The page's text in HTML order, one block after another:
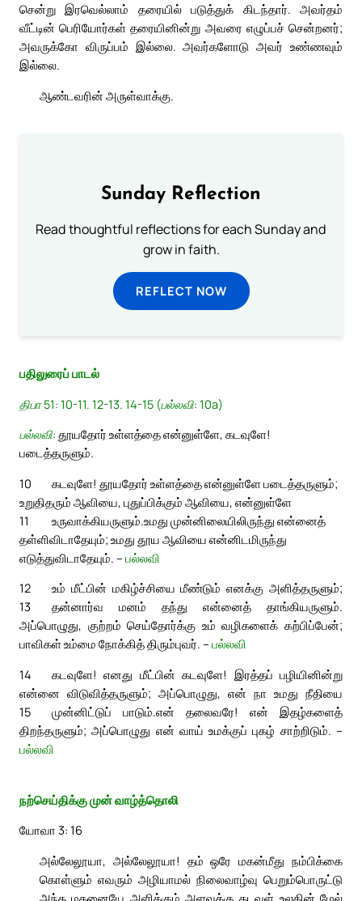
சென்று இரவெல்லாம் தரையில் படுத்துக் கிடந்தார். அவர்தம்
வீட்டின் பெரியோர்கள் தரையினின்று அவரை எழுப்பச் சென்றனர்;
அவருக்கோ விருப்பம் இல்லை. அவர்களோடு அவர் உண்ணவும்
இல்லை.
ஆண்டவரின் அருள்வாக்கு.
Sunday Reflection
Read thoughtful reflections for each Sunday and
grow in faith.
REFLECT NOW
பதிலுரைப் பாடல்
திபா 51: 10-11. 12-13. 14-15 (பல்லவி: 10a)
பல்லவி: தூயதோர் உள்ளத்தை என்னுள்ளே, கடவுளே!
படைத்தருளும்.
10
கடவுளே! தூயதோர் உள்ளத்தை என்னுள்ளே படைத்தருளும்;
உறுதிதரும் ஆவியை, புதுப்பிக்கும் ஆவியை, என்னுள்ளே
உருவாக்கியருளும்.
11
உமது முன்னிலையிலிருந்து என்னைத்
தள்ளிவிடாதேயும்; உமது தூய ஆவியை என்னிடமிருந்து
எடுத்துவிடாதேயும். – பல்லவி
12
உம் மீட்பின் மகிழ்ச்சியை மீண்டும் எனக்கு அளித்தருளும்;
தன்னார்வ மனம் தந்து என்னைத் தாங்கியருளும்.
13
அப்பொழுது, குற்றம் செய்தோர்க்கு உம் வழிகளைக் கற்பிப்பேன்;
பாவிகள் உம்மை நோக்கித் திரும்புவர். – பல்லவி
14
கடவுளே! எனது மீட்பின் கடவுளே! இரத்தப் பழியினின்று
என்னை விடுவித்தருளும்; அப்பொழுது, என் நா உமது நீதியை
முன்னிட்டுப் பாடும்.
15
என் தலைவரே! என் இதழ்களைத்
திறந்தருளும்; அப்பொழுது என் வாய் உமக்குப் புகழ் சாற்றிடும். –
பல்லவி
நற்செய்திக்கு முன் வாழ்த்தொலி
யோவா 3: 16
அல்லேலூயா, அல்லேலூயா! தம் ஒரே மகன்மீது நம்பிக்கை
கொள்ளும் எவரும் அழியாமல் நிலைவாழ்வு பெறும்பொருட்டு
அந்த மகனையே அளிக்கும் அளவுக்கு கடவுள் உலகின் மேல்